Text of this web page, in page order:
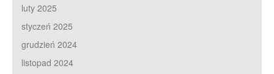
luty 2025
styczeń 2025
grudzień 2024
listopad 2024